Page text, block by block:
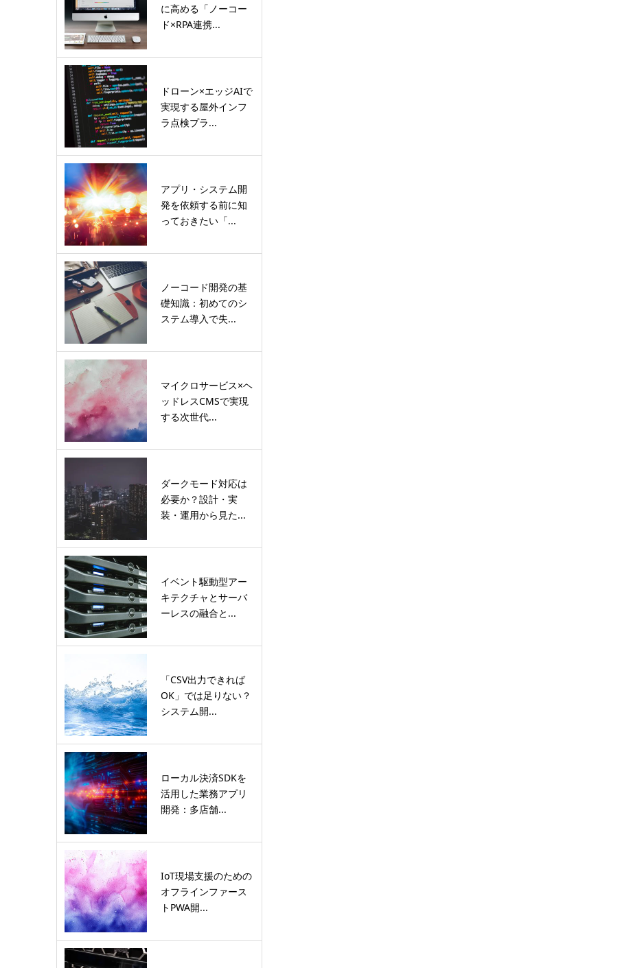
に高める「ノーコー
ド×RPA連携...
ドローン×エッジAIで
実現する屋外インフ
ラ点検プラ...
アプリ・システム開
発を依頼する前に知
っておきたい「...
ノーコード開発の基
礎知識：初めてのシ
ステム導入で失...
マイクロサービス×ヘ
ッドレスCMSで実現
する次世代...
ダークモード対応は
必要か？設計・実
装・運用から見た...
イベント駆動型アー
キテクチャとサーバ
ーレスの融合と...
「CSV出力できれば
OK」では足りない？
システム開...
ローカル決済SDKを
活用した業務アプリ
開発：多店舗...
IoT現場支援のための
オフラインファース
トPWA開...